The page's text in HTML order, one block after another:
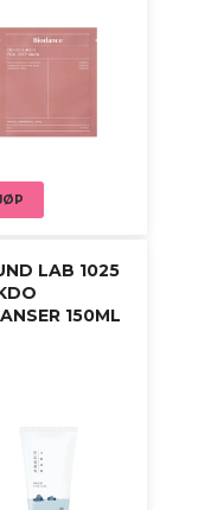
under øynene
forsiktig og
brukes på
LAB 1025
150ML